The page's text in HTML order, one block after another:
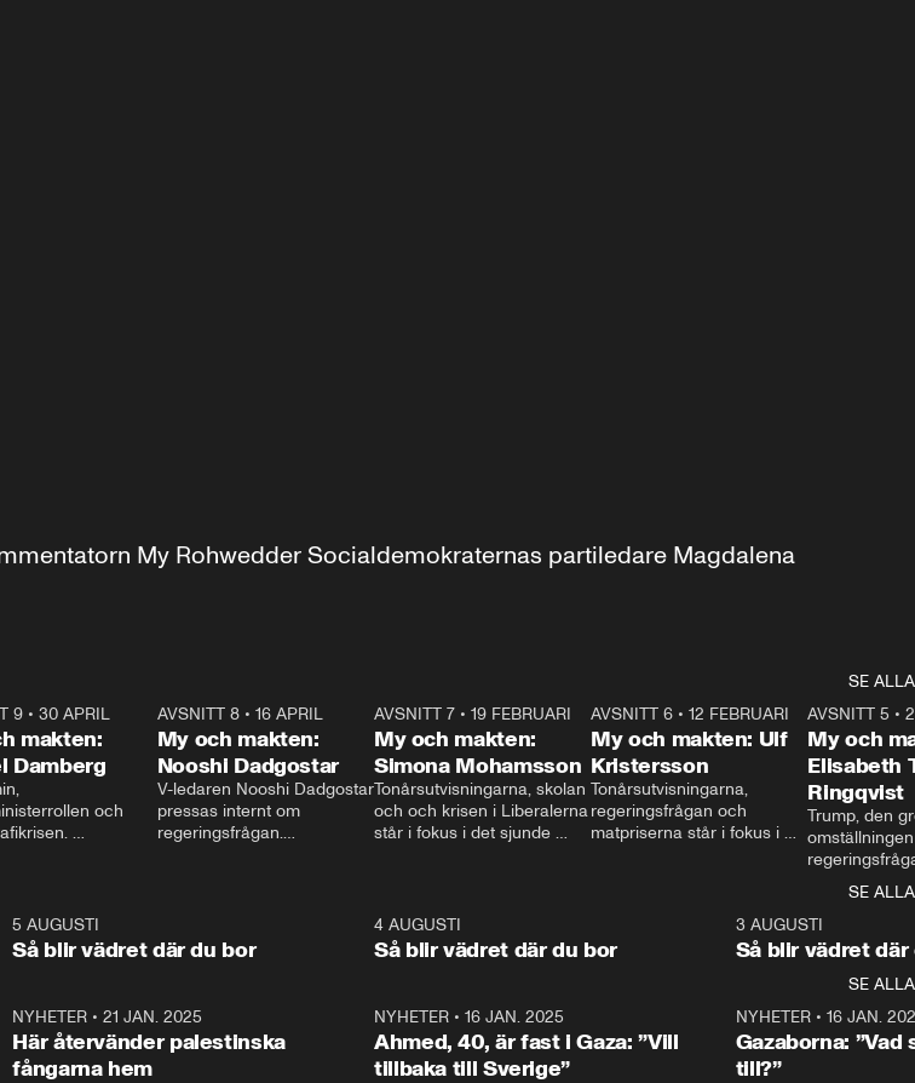
My Rohwedder Socialdemokraternas partiledare Magdalena
SE ALLA
9• 30 APRIL
makten:
Damberg
och
och Makten.
AVSNITT 8• 16 APRIL
My och makten:
Nooshi Dadgostar
V-ledaren Nooshi Dadgostar
pressas internt om
regeringsfrågan.
– Vi ställer upp i val. Ska vi
vara med så sitter vi förstås
24:30
AVSNITT 7• 19 FEBRUARI
My och makten:
Simona Mohamsson
Tonårsutvisningarna, skolan
och och krisen i Liberalerna
står i fokus i det sjunde
kommentator My
Rohwedder ställer
utbildnings- och
Mohamsson till svars.
27:30
AVSNITT 6 •12 FEBRUARI
My och makten: Ulf
Kristersson
Tonårsutvisningarna,
regeringsfrågan och
matpriserna står i fokus i
Rohwedder ställer
statsminister Ulf Kristersson
AVSNITT 5 •
My och
Elisabeth
Ringqvist
Trump, den
centrum i
avsnittet av
Makten”. Se
Aftonbladets
Rohwedder
Thand Ring
SE ALLA
5 AUGUSTI
Så blir vädret där du bor
4 AUGUSTI
Så blir vädret där du bor
3 AUGUSTI
Så blir vädret där
SE ALLA
NYHETER •21 JAN. 2025
Här återvänder palestinska
fångarna hem
NYHETER• 16 JAN. 2025
Ahmed, 40, är fast i Gaza: ”Vill
tillbaka till Sverige”
NYHETER• 16 JAN.
Gazaborna:
till?”